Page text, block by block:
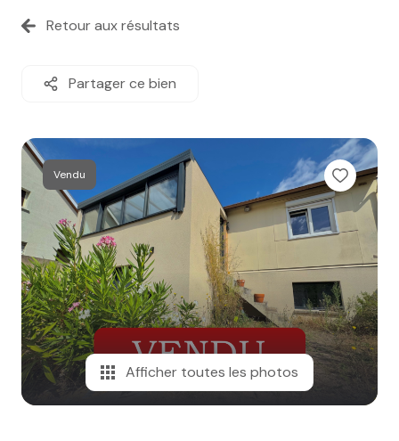
vendus
estimation
e-mail
agence
nos
honoraires
contact
Retour aux résultats
Partager ce bien
Vendu
Afficher toutes les photos